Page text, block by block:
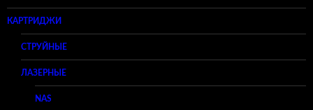
КАРТРИДЖИ
СТРУЙНЫЕ
ЛАЗЕРНЫЕ
NAS